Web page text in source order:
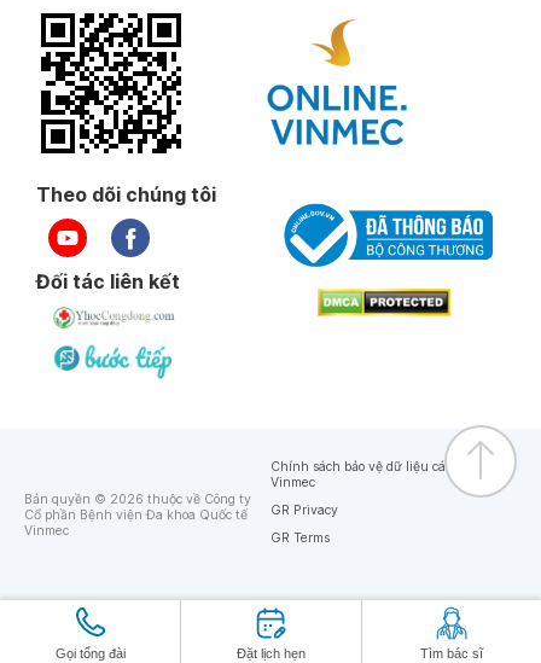
Gọi tổng đài Đặt lịch hẹn Tìm bác sĩ
Theo dõi chúng tôi
Đối tác liên kết
Bản quyền © 2026 thuộc về Công ty
Cổ phần Bệnh viện Đa khoa Quốc tế
Vinmec
Chính sách bảo vệ dữ liệu cá nhân của
Vinmec
GR Privacy
GR Terms